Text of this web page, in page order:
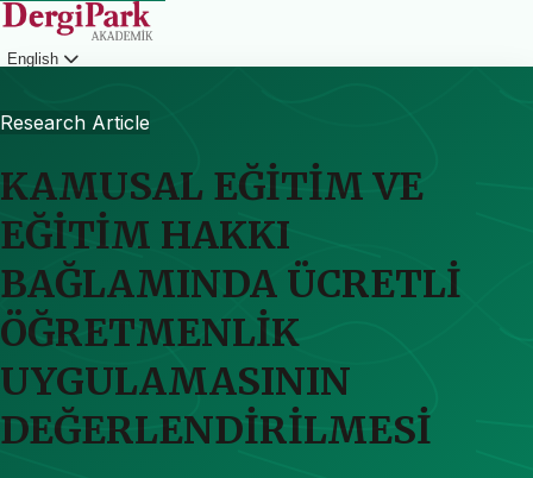
English
Research Article
KAMUSAL EĞİTİM VE
EĞİTİM HAKKI
BAĞLAMINDA ÜCRETLİ
ÖĞRETMENLİK
UYGULAMASININ
DEĞERLENDİRİLMESİ